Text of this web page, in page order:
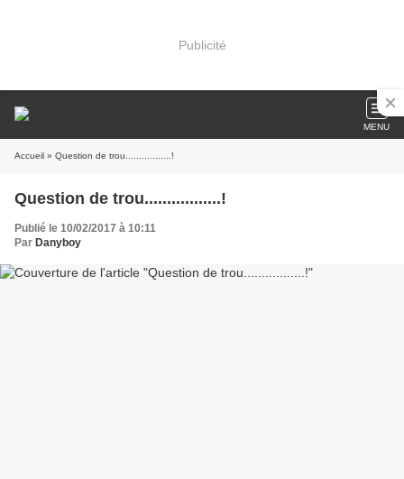
Publicité
MENU
Accueil » Question de trou.................!
Question de trou.................!
Publié le 10/02/2017 à 10:11
Par Danyboy